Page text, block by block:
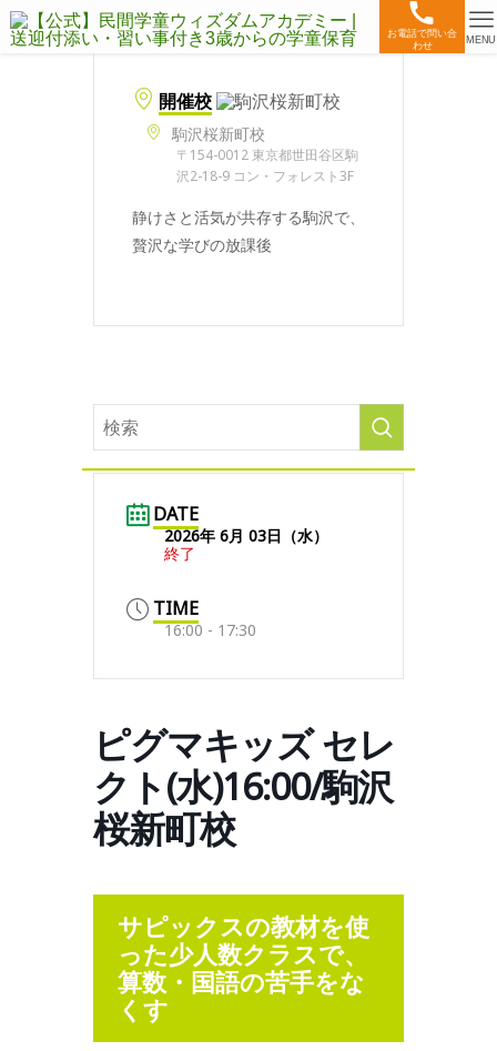
お電話で問い合
わせ
MENU
開催校
駒沢桜新町校
〒154-0012 東京都世田谷区駒
沢2-18-9 コン・フォレスト3F
静けさと活気が共存する駒沢で、
贅沢な学びの放課後
DATE
2026年 6月 03日（水）
終了
TIME
16:00 - 17:30
ピグマキッズ セレ
クト(水)16:00/駒沢
桜新町校
サピックスの教材を使
った少人数クラスで、
算数・国語の苦手をな
くす